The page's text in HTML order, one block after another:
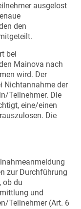
ausgelost
den
bei
Mainova nach
wird. Der
Nichtannahme der
Teilnehmer. Die
eine/einen
Die
zur Durchführung
ob du
und
Teilnehmer (Art. 6